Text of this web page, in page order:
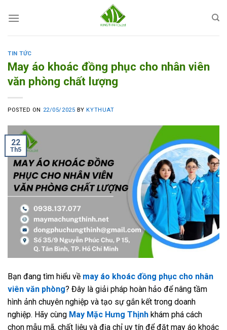
TIN TỨC
May áo khoác đồng phục cho nhân viên
văn phòng chất lượng
POSTED ON 22/05/2025 BYKYTHUAT
22
Th5
Bạn đang tìm hiểu về may áo khoác đồng phục cho nhân
viên văn phòng? Đây là giải pháp hoàn hảo để nâng tầm
hình ảnh chuyên nghiệp và tạo sự gắn kết trong doanh
nghiệp. Hãy cùng May Mặc Hưng Thịnh khám phá cách
chọn mẫu mã, chất liệu và địa chỉ uy tín để đặt may áo khoác